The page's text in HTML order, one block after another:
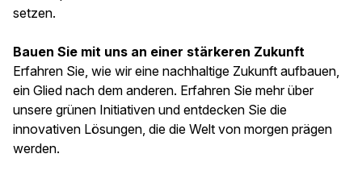
setzen.
Bauen Sie mit uns an einer stärkeren Zukunft
Erfahren Sie, wie wir eine nachhaltige Zukunft aufbauen,
ein Glied nach dem anderen. Erfahren Sie mehr über
unsere grünen Initiativen und entdecken Sie die
innovativen Lösungen, die die Welt von morgen prägen
werden.